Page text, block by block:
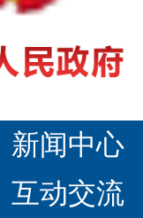
新闻中心
互动交流